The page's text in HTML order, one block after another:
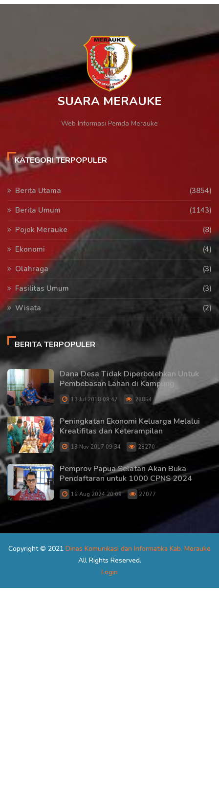
SUARA MERAUKE
Web Informasi Pemda Merauke
KATEGORI TERPOPULER
Berita Utama
(3854)
Berita Umum
(1143)
Pojok Merauke
(8)
Ekonomi
(4)
Olahraga
(3)
Fasilitas Umum
(3)
Wisata
(2)
BERITA TERPOPULER
Dana Desa Tidak Diperbolehkan Untuk
Pembebasan Lahan di Kampung
13 Jul 2018 09:47 28854
Peningkatan Ekonomi Keluarga Melalui
Kreatifitas dan Keterampilan
13 Nov 2017 09:34 28270
Pemprov Papua Selatan Akan Buka
Pendaftaran untuk 1000 CPNS 2024
16 Aug 2024 20:09 27077
Copyright © 2021 Dinas Komunikasi dan Informatika Kab. Merauke
All Rights Reserved.
Login